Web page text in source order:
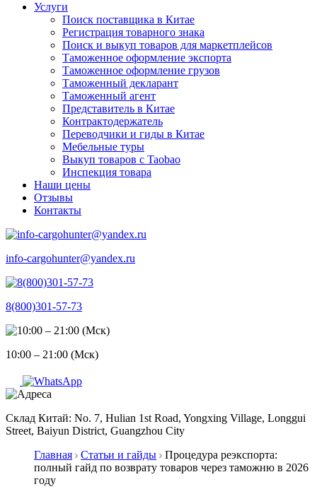
Услуги
Поиск поставщика в Китае
Регистрация товарного знака
Поиск и выкуп товаров для маркетплейсов
Таможенное оформление экспорта
Таможенное оформление грузов
Таможенный декларант
Таможенный агент
Представитель в Китае
Контрактодержатель
Переводчики и гиды в Китае
Мебельные туры
Выкуп товаров с Taobao
Инспекция товара
Наши цены
Отзывы
Контакты
info-cargohunter@yandex.ru
8(800)301-57-73
10:00 – 21:00 (Мск)
Склад Китай: No. 7, Hulian 1st Road, Yongxing Village, Longgui
Street, Baiyun District, Guangzhou City
Главная
Статьи и гайды
Процедура реэкспорта:
полный гайд по возврату товаров через таможню в 2026
году